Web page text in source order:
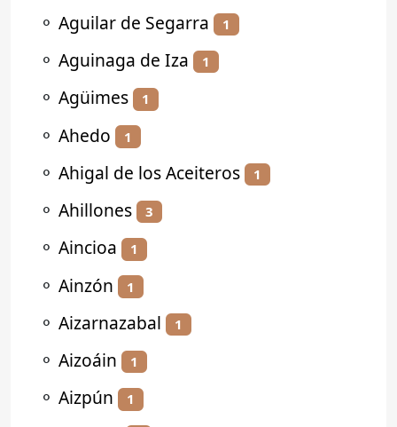
⚬ Aguilar de Segarra 1
⚬ Aguinaga de Iza 1
⚬ Agüimes 1
⚬ Ahedo 1
⚬ Ahigal de los Aceiteros 1
⚬ Ahillones 3
⚬ Aincioa 1
⚬ Ainzón 1
⚬ Aizarnazabal 1
⚬ Aizoáin 1
⚬ Aizpún 1